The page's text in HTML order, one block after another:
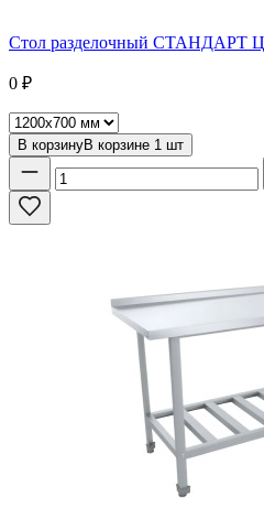
Стол разделочный СТАНДАРТ
0 ₽
В корзинуВ корзине 1 шт